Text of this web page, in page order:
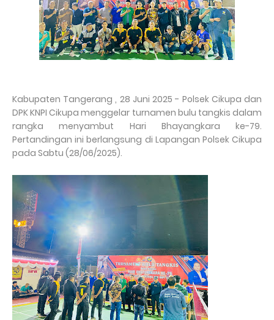
Kabupaten Tangerang , 28 Juni 2025 - Polsek Cikupa dan
DPK KNPI Cikupa menggelar turnamen bulu tangkis dalam
rangka menyambut Hari Bhayangkara ke-79.
Pertandingan ini berlangsung di Lapangan Polsek Cikupa
pada Sabtu (28/06/2025).